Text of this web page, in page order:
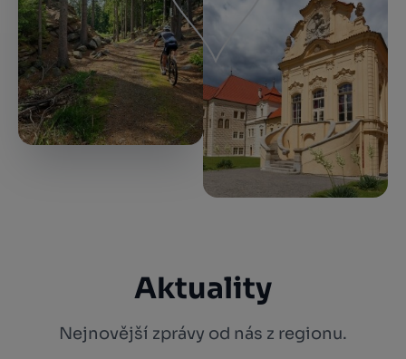
Aktuality
Nejnovější zprávy od nás z regionu.